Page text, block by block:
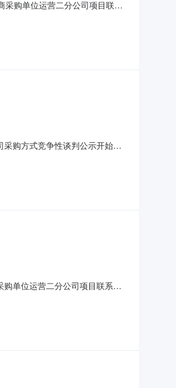
购单位运营二分公司项目联系
及外观进行复原工作。各车型
购方式竞争性谈判公示开始日
单位运营二分公司项目联系人
复原；保证所复原部位正常情